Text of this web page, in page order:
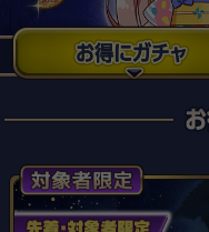
モ
お
プ